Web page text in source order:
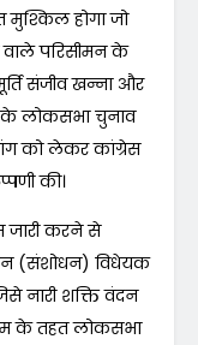
मुश्किल होगा जो
परिसीमन के
संजीव खन्ना और
के लोकसभा चुनाव
को लेकर कांग्रेस
की।
जारी करने से
(संशोधन) विधेयक
नारी शक्ति वंदन
के तहत लोकसभा